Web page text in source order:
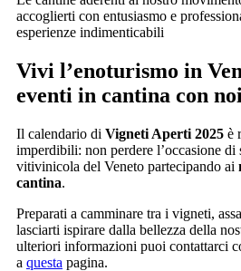
accoglierti con entusiasmo e
esperienze indimenticabili
Vivi l’enoturismo in
eventi in cantina con
Il calendario di Vigneti Aperti 2025 è
imperdibili: non perdere l’occasione di
vitivinicola del Veneto partecipando ai
cantina.
Preparati a camminare tra i vigneti,
lasciarti ispirare dalla bellezza della
ulteriori informazioni puoi contattarci
a questa pagina.